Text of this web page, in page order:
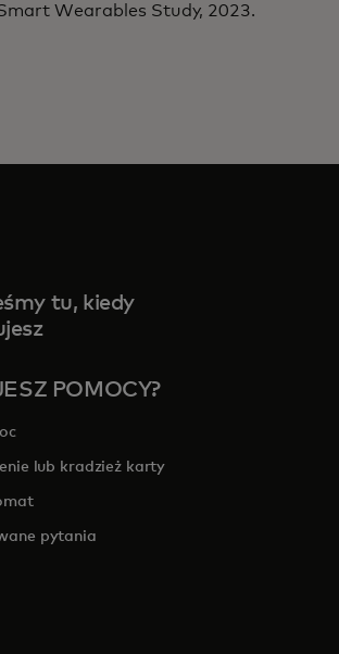
Wearables Study, 2023.
tu, kiedy
POMOCY?
lub kradzież karty
pytania